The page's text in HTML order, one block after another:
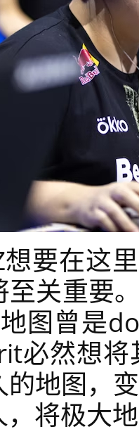
要在这
至关重要
图曾是
必然想
地图，
将极大